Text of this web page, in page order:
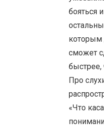
бояться
которым
сможет
Про
«Что